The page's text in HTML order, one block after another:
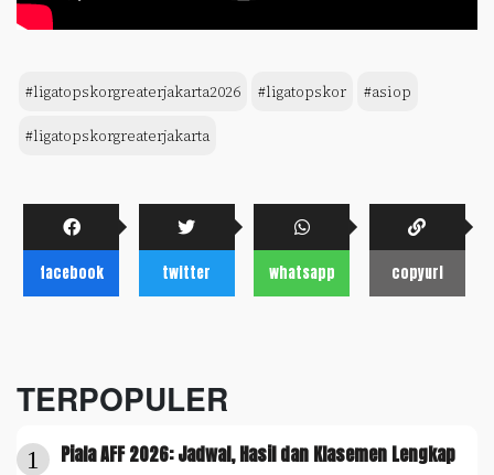
#ligatopskorgreaterjakarta2026 #ligatopskor #asiop
#ligatopskorgreaterjakarta
facebook twitter whatsapp copyurl
TERPOPULER
1 Piala AFF 2026: Jadwal, Hasil dan Klasemen Lengkap